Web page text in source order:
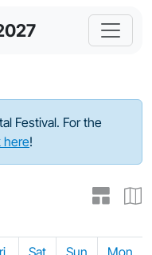
Festival. For the
here!
Sat
Sun
Mon